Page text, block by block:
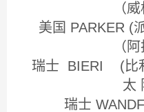
（
美国 PARKER (
（
瑞士 BIERI (
太
瑞士